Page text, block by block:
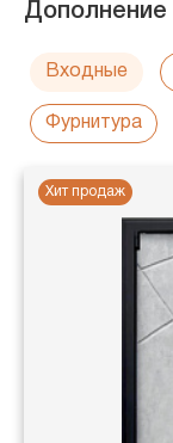
Входные
Фурнитура
Хит продаж